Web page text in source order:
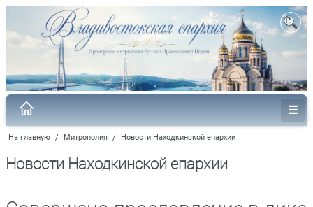
На главную / Митрополия / Новости Находкинской епархии
Новости Находкинской епархии